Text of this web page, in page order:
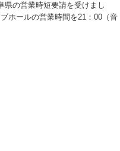
県の営業時短要請を受けまし
ホールの営業時間を21：00（音
ますが、イベントの開演時間
ろしくお願いいたします